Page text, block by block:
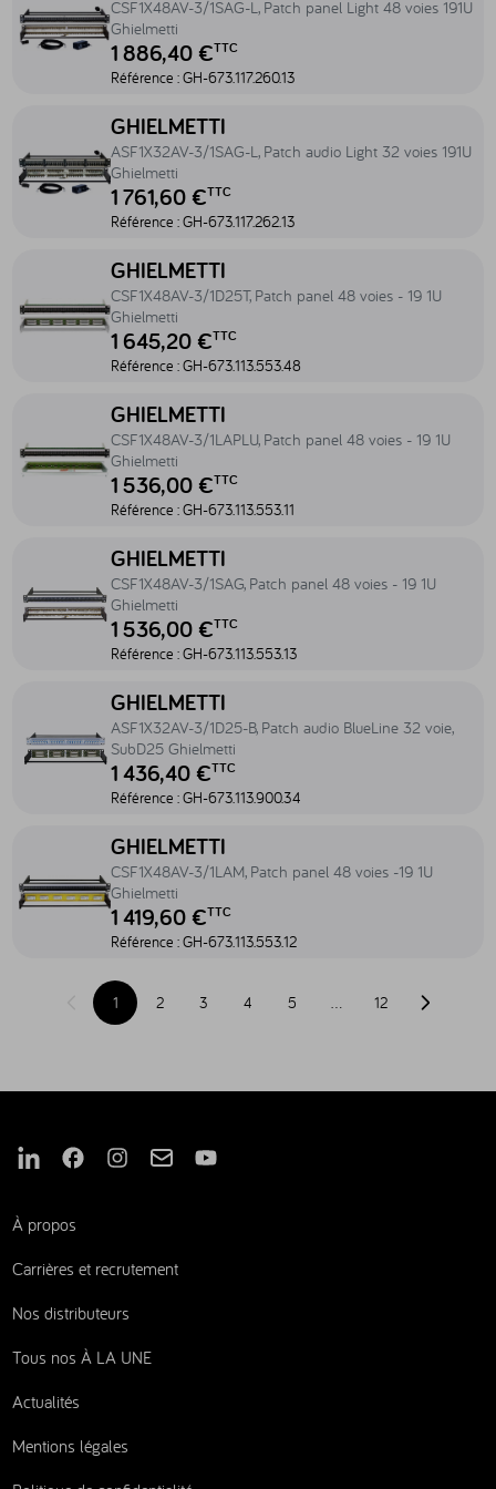
CSF1X48AV-3/1SAG-L, Patch panel Light 48 voies 191U
Ghielmetti
1 886,40 €TTC
Référence :GH-673.117.260.13
Accéder au produit ASF1X32AV-3/1SAG-L, Patch audio Light 32
GHIELMETTI
ASF1X32AV-3/1SAG-L, Patch audio Light 32 voies 191U
Ghielmetti
1 761,60 €TTC
Référence :GH-673.117.262.13
Accéder au produit CSF1X48AV-3/1D25T, Patch panel 48 voies -
GHIELMETTI
CSF1X48AV-3/1D25T, Patch panel 48 voies - 19 1U
Ghielmetti
1 645,20 €TTC
Référence :GH-673.113.553.48
Accéder au produit CSF1X48AV-3/1LAPLU, Patch panel 48 voies -
GHIELMETTI
CSF1X48AV-3/1LAPLU, Patch panel 48 voies - 19 1U
Ghielmetti
1 536,00 €TTC
Référence :GH-673.113.553.11
Accéder au produit CSF1X48AV-3/1SAG, Patch panel 48 voies - 19
GHIELMETTI
CSF1X48AV-3/1SAG, Patch panel 48 voies - 19 1U
Ghielmetti
1 536,00 €TTC
Référence :GH-673.113.553.13
Accéder au produit ASF1X32AV-3/1D25-B, Patch audio BlueLine
GHIELMETTI
ASF1X32AV-3/1D25-B, Patch audio BlueLine 32 voie,
SubD25 Ghielmetti
1 436,40 €TTC
Référence :GH-673.113.900.34
Accéder au produit CSF1X48AV-3/1LAM, Patch panel 48 voies -19
GHIELMETTI
CSF1X48AV-3/1LAM, Patch panel 48 voies -19 1U
Ghielmetti
1 419,60 €TTC
Référence :GH-673.113.553.12
Page précédente
1 2 3 4 5 … 12 Page
Nous suivre sur Linkedin
Nous suivre sur Facebook
Nous suivre sur Instagram
Nous suivre sur Mail
Nous suivre sur Youtube
À propos
Carrières et recrutement
Nos distributeurs
Tous nos À LA UNE
Actualités
Mentions légales